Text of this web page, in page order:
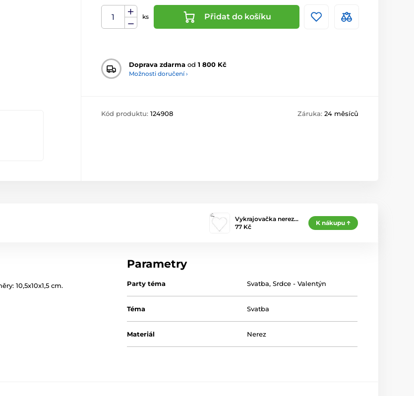
ks Přidat do košíku
Doprava zdarma od 1 800 Kč
Možnosti doručení ›
Kód produktu: 124908 Záruka: 24 měsíců
Vykrajovačka nerez…
77 Kč
K nákupu
10,5x10x1,5 cm.
Parametry
Party téma Svatba,Srdce - Valentýn
Téma Svatba
Materiál Nerez